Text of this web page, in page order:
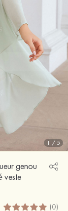
1 /5
genou
veste
(0)